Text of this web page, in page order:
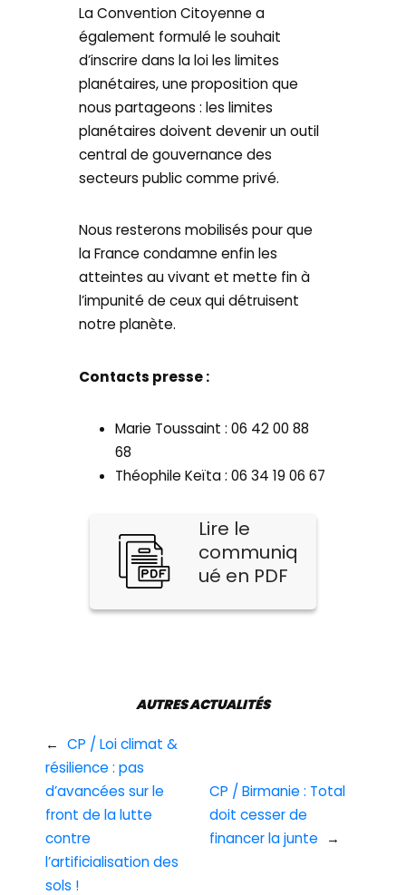
La Convention Citoyenne a
également formulé le souhait
d’inscrire dans la loi les limites
planétaires, une proposition que
nous partageons : les limites
planétaires doivent devenir un outil
central de gouvernance des
secteurs public comme privé.
Nous resterons mobilisés pour que
la France condamne enfin les
atteintes au vivant et mette fin à
l’impunité de ceux qui détruisent
notre planète.
Contacts presse :
Marie Toussaint : 06 42 00 88
68
Théophile Keïta : 06 34 19 06 67
Lire le
communiq
ué en PDF
← CP / Loi climat &
résilience : pas
d’avancées sur le
front de la lutte
contre
l’artificialisation des
sols !
AUTRES ACTUALITÉS
CP / Birmanie : Total
doit cesser de
financer la junte
→